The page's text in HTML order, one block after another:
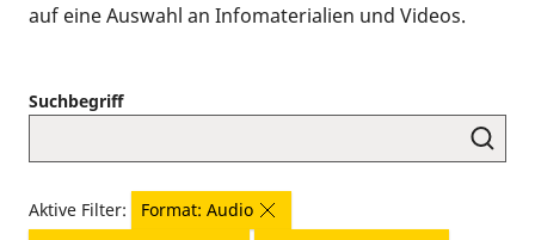
auf eine Auswahl an Infomaterialien und Videos.
Suchbegriff
Aktive Filter:
Format: Audio